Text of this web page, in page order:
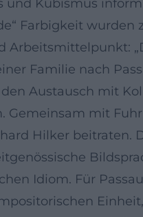
und Kubismus
Farbigkeit
Arbeitsmittelpunkt:
Familie nach
Austausch mit
Gemeinsam mit
Hilker beitraten.
Idiom. Für